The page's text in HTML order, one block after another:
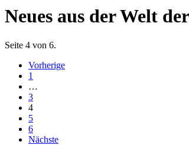
Neues aus der Welt
Seite 4 von 6.
Vorherige
1
…
3
4
5
6
Nächste